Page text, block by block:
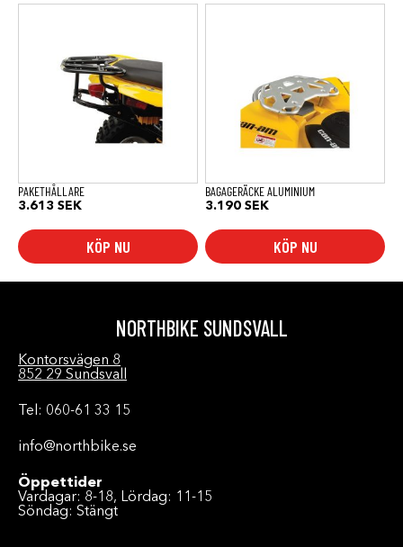
PAKETHÅLLARE
3.613 SEK
KÖP NU
BAGAGERÄCKE ALUMINIUM
3.190 SEK
KÖP NU
NORTHBIKE SUNDSVALL
Kontorsvägen 8
852 29 Sundsvall
Tel: 060-61 33 15
info@northbike.se
Öppettider
Vardagar: 8-18, Lördag: 11-15
Söndag: Stängt